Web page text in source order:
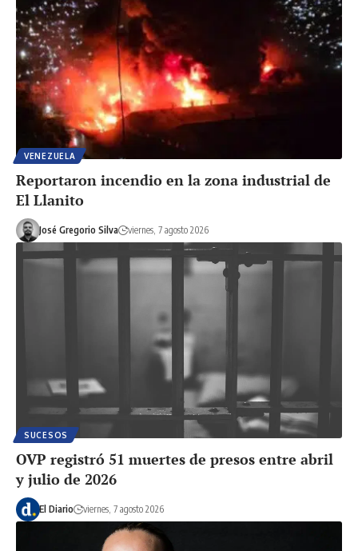
VENEZUELA
Reportaron incendio en la zona industrial de
El Llanito
José Gregorio Silva viernes, 7 agosto 2026
SUCESOS
OVP registró 51 muertes de presos entre abril
y julio de 2026
El Diario viernes, 7 agosto 2026